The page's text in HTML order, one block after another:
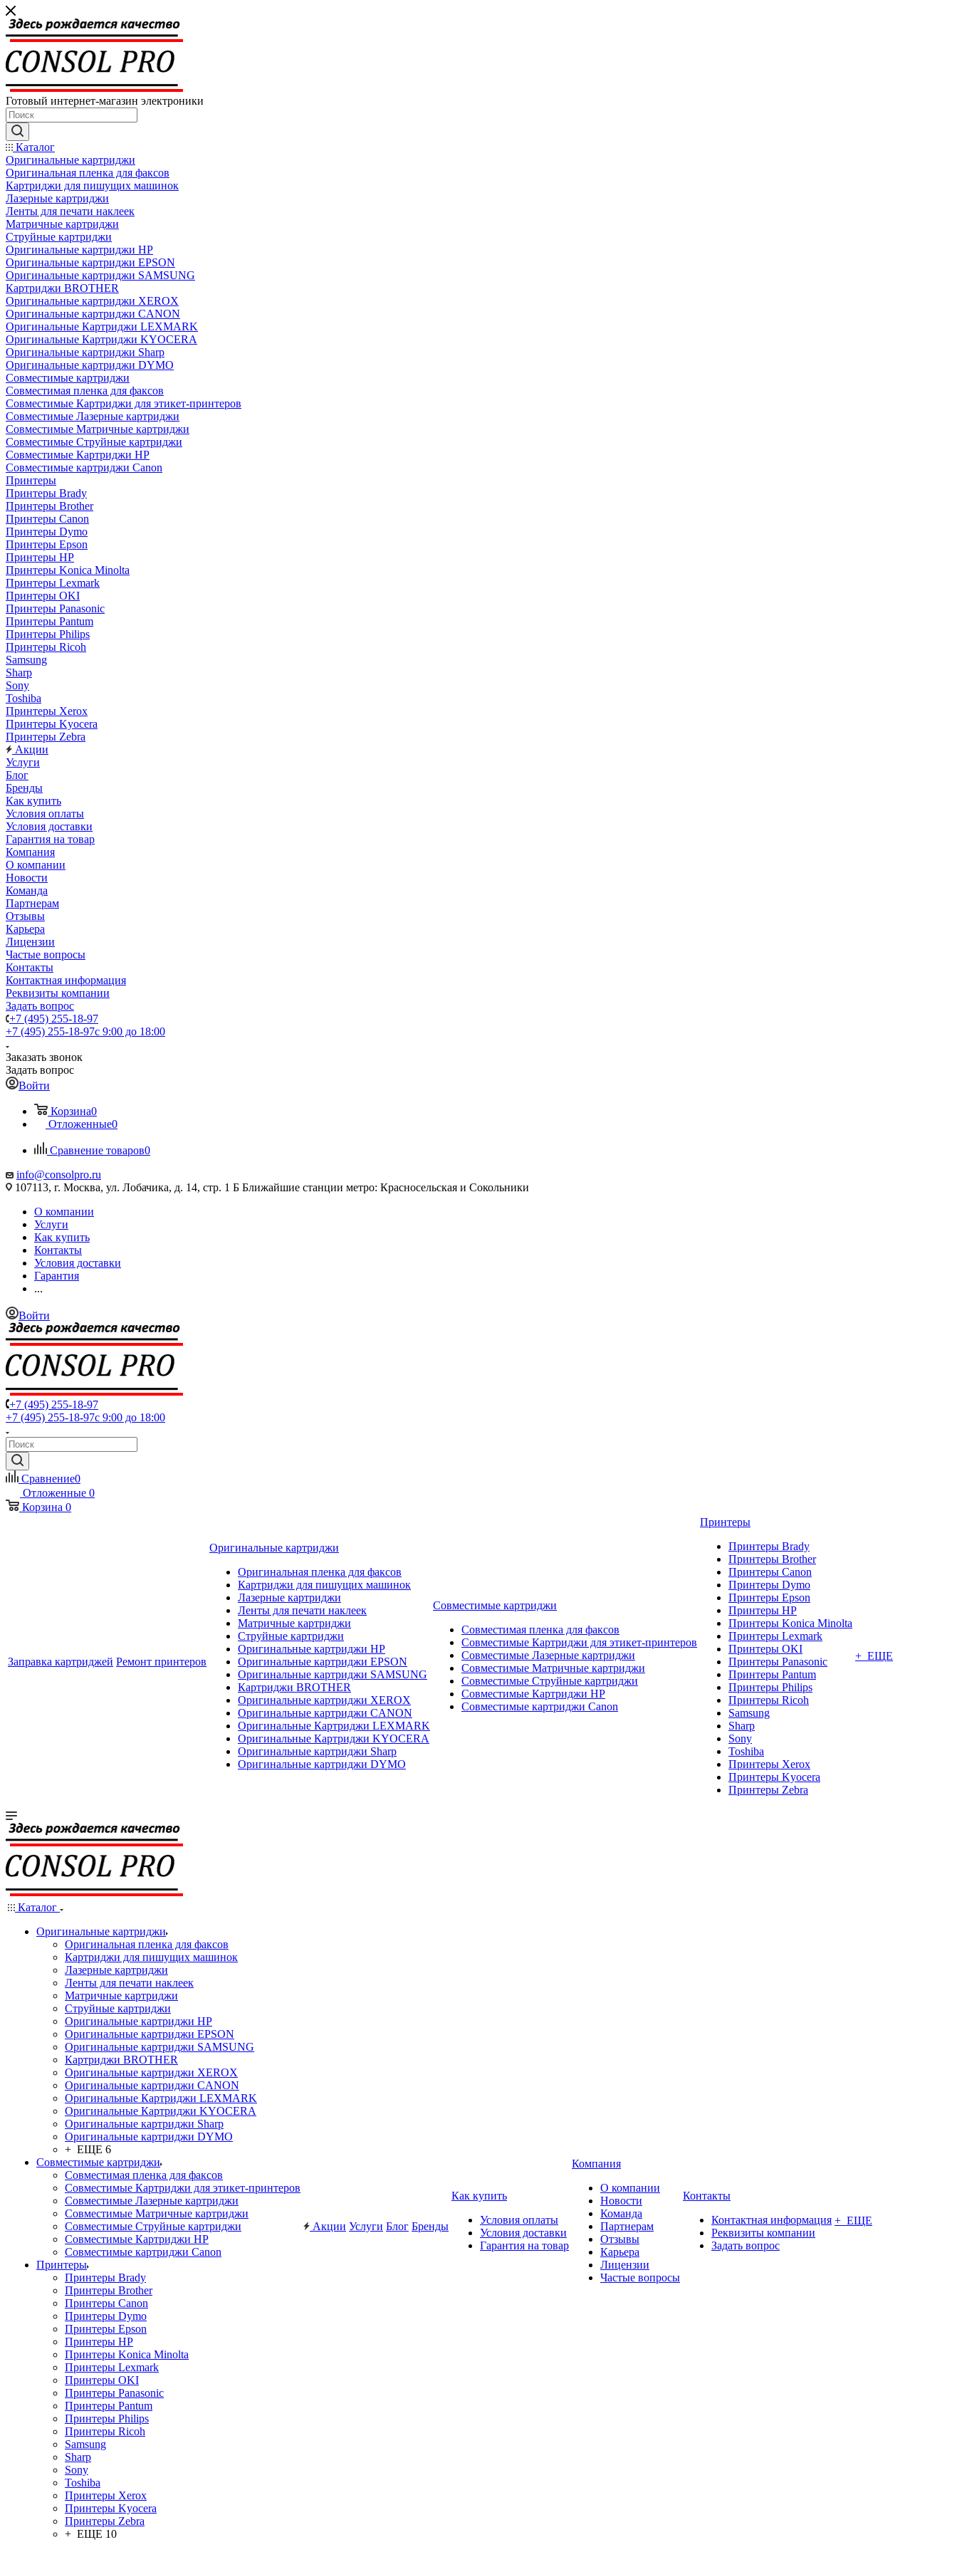
Готовый интернет-магазин электроники
Каталог
Оригинальные картриджи
Оригинальная пленка для факсов
Картриджи для пишущих машинок
Лазерные картриджи
Ленты для печати наклеек
Матричные картриджи
Струйные картриджи
Оригинальные картриджи HP
Оригинальные картриджи EPSON
Оригинальные картриджи SAMSUNG
Картриджи BROTHER
Оригинальные картриджи XEROX
Оригинальные картриджи CANON
Оригинальные Картриджи LEXMARK
Оригинальные Картриджи KYOCERA
Оригинальные картриджи Sharp
Оригинальные картриджи DYMO
Совместимые картриджи
Совместимая пленка для факсов
Совместимые Картриджи для этикет-принтеров
Совместимые Лазерные картриджи
Совместимые Матричные картриджи
Совместимые Струйные картриджи
Совместимые Картриджи HP
Совместимые картриджи Canon
Принтеры
Принтеры Brady
Принтеры Brother
Принтеры Canon
Принтеры Dymo
Принтеры Epson
Принтеры HP
Принтеры Konica Minolta
Принтеры Lexmark
Принтеры OKI
Принтеры Panasonic
Принтеры Pantum
Принтеры Philips
Принтеры Ricoh
Samsung
Sharp
Sony
Toshiba
Принтеры Xerox
Принтеры Kyocera
Принтеры Zebra
Акции
Услуги
Блог
Бренды
Как купить
Условия оплаты
Условия доставки
Гарантия на товар
Компания
О компании
Новости
Команда
Партнерам
Отзывы
Карьера
Лицензии
Частые вопросы
Контакты
Контактная информация
Реквизиты компании
Задать вопрос
+7 (495) 255-18-97
+7 (495) 255-18-97с 9:00 до 18:00
Заказать звонок
Задать вопрос
Войти
Корзина0
Отложенные0
Сравнение товаров0
info@consolpro.ru
107113, г. Москва, ул. Лобачика, д. 14, стр. 1 Б Ближайшие станции метро: Красносельская и Сокольники
О компании
Услуги
Как купить
Контакты
Условия доставки
Гарантия
...
Войти
+7 (495) 255-18-97
+7 (495) 255-18-97с 9:00 до 18:00
Сравнение0
Отложенные 0
Корзина 0
Заправка картриджей Ремонт принтеров
Оригинальные картриджи
Оригинальная пленка для факсов
Картриджи для пишущих машинок
Лазерные картриджи
Ленты для печати наклеек
Матричные картриджи
Струйные картриджи
Оригинальные картриджи HP
Оригинальные картриджи EPSON
Оригинальные картриджи SAMSUNG
Картриджи BROTHER
Оригинальные картриджи XEROX
Оригинальные картриджи CANON
Оригинальные Картриджи LEXMARK
Оригинальные Картриджи KYOCERA
Оригинальные картриджи Sharp
Оригинальные картриджи DYMO
Совместимые картриджи
Совместимая пленка для факсов
Совместимые Картриджи для этикет-принтеров
Совместимые Лазерные картриджи
Совместимые Матричные картриджи
Совместимые Струйные картриджи
Совместимые Картриджи HP
Совместимые картриджи Canon
Принтеры
Принтеры Brady
Принтеры Brother
Принтеры Canon
Принтеры Dymo
Принтеры Epson
Принтеры HP
Принтеры Konica Minolta
Принтеры Lexmark
Принтеры OKI
Принтеры Panasonic
Принтеры Pantum
Принтеры Philips
Принтеры Ricoh
Samsung
Sharp
Sony
Toshiba
Принтеры Xerox
Принтеры Kyocera
Принтеры Zebra
+ ЕЩЕ
Каталог
Оригинальные картриджи
Оригинальная пленка для факсов
Картриджи для пишущих машинок
Лазерные картриджи
Ленты для печати наклеек
Матричные картриджи
Струйные картриджи
Оригинальные картриджи HP
Оригинальные картриджи EPSON
Оригинальные картриджи SAMSUNG
Картриджи BROTHER
Оригинальные картриджи XEROX
Оригинальные картриджи CANON
Оригинальные Картриджи LEXMARK
Оригинальные Картриджи KYOCERA
Оригинальные картриджи Sharp
Оригинальные картриджи DYMO
+ ЕЩЕ 6
Совместимые картриджи
Совместимая пленка для факсов
Совместимые Картриджи для этикет-принтеров
Совместимые Лазерные картриджи
Совместимые Матричные картриджи
Совместимые Струйные картриджи
Совместимые Картриджи HP
Совместимые картриджи Canon
Принтеры
Принтеры Brady
Принтеры Brother
Принтеры Canon
Принтеры Dymo
Принтеры Epson
Принтеры HP
Принтеры Konica Minolta
Принтеры Lexmark
Принтеры OKI
Принтеры Panasonic
Принтеры Pantum
Принтеры Philips
Принтеры Ricoh
Samsung
Sharp
Sony
Toshiba
Принтеры Xerox
Принтеры Kyocera
Принтеры Zebra
+ ЕЩЕ 10
Акции Услуги Блог Бренды
Как купить
Условия оплаты
Условия доставки
Гарантия на товар
Компания
О компании
Новости
Команда
Партнерам
Отзывы
Карьера
Лицензии
Частые вопросы
Контакты
Контактная информация
Реквизиты компании
Задать вопрос
+ ЕЩЕ